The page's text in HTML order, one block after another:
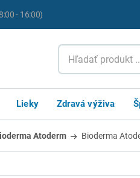
- 16:00)
Lieky Zdravá výživa
Atoderm Bioderma